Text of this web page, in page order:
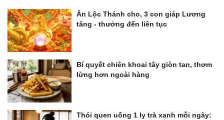
Ăn Lộc Thánh cho, 3 con giáp Lương
tăng - thưởng đến liên tục
Bí quyết chiên khoai tây giòn tan, thơm
lừng hơn ngoài hàng
Thói quen uống 1 ly trà xanh mỗi ngày: